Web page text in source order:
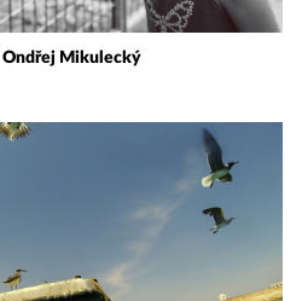
Ondřej Mikulecký